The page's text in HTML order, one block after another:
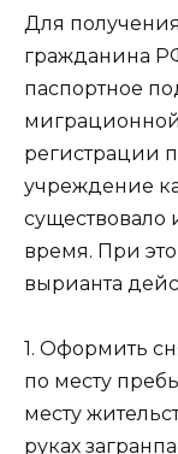
Для
гражданина
паспортное
регистрации
учреждение
существовало
время. При
вырианта
1. Оформить
по месту
месту
руках